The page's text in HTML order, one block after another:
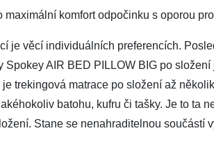
komfort odpočinku s oporou
je věcí individuálních preferencích.
AIR BED PILLOW BIG po
trekingová matrace po složení až
batohu, kufru či tašky. Je to ta
Stane se nenahraditelnou součástí